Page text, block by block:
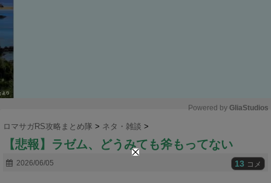
u
Powered by GliaStudios
ロマサガRS攻略まとめ隊 > ネタ・雑談 >
【悲報】ラゼム、どうみても斧もってない
2026/06/05 13 コメ